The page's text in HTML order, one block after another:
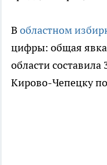
В областном
цифры: общая
области
Кирово-Чепецку